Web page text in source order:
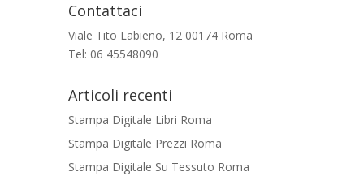
Contattaci
Viale Tito Labieno, 12 00174 Roma
Tel: 06 45548090
Articoli recenti
Stampa Digitale Libri Roma
Stampa Digitale Prezzi Roma
Stampa Digitale Su Tessuto Roma